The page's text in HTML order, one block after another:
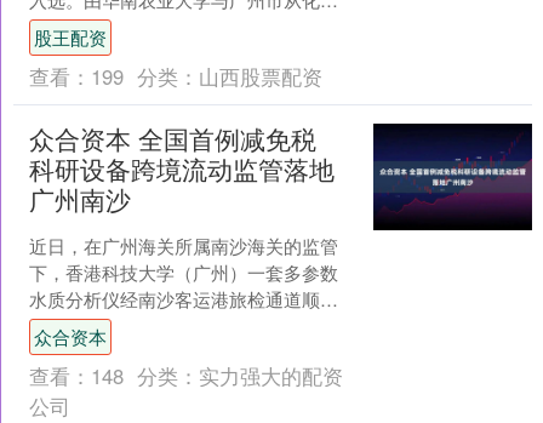
人民政府联合推进的《一粒香米开启帮
扶之路 千名师生助力产....
股王配资
查看： 199 分类： 山西股票配资
众合资本 全国首例减免税
科研设备跨境流动监管落地
广州南沙
近日，在广州海关所属南沙海关的监管
下，香港科技大学（广州）一套多参数
水质分析仪经南沙客运港旅检通道顺利
出境，由科研人员个人携运赴香港投入
粤港澳大湾区海洋生态研究....
众合资本
查看： 148 分类： 实力强大的配资
公司